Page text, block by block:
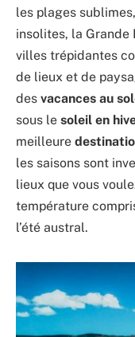
les plages
insolites, la Grande
villes trépidantes
de lieux et de
des vacances au
sous le soleil en
meilleure
les saisons sont
lieux que vous
température
l’été austral.